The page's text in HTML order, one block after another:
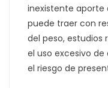
inexistente aporte
puede traer con
del peso,
el uso excesivo
el riesgo de